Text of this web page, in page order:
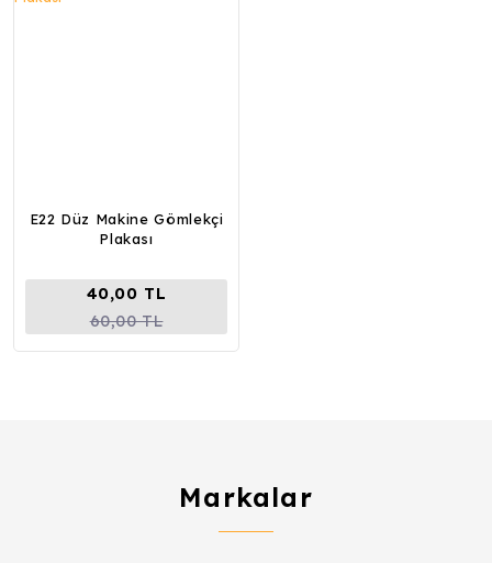
E22 Düz Makine Gömlekçi
Plakası
40,00 TL
60,00 TL
Markalar